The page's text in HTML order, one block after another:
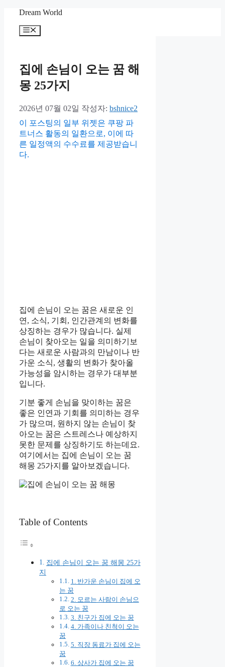
Dream World
메
집에 손님이 오는 꿈 해
몽 25가지
2026년 07월 02일 작성자: bshnice2
이 포스팅의 일부 위젯은 쿠팡 파
트너스 활동의 일환으로, 이에 따
른 일정액의 수수료를 제공받습니
다.
집에 손님이 오는 꿈은 새로운 인
연, 소식, 기회, 인간관계의 변화를
상징하는 경우가 많습니다. 실제
손님이 찾아오는 일을 의미하기보
다는 새로운 사람과의 만남이나 반
가운 소식, 생활의 변화가 찾아올
가능성을 암시하는 경우가 대부분
입니다.
기분 좋게 손님을 맞이하는 꿈은
좋은 인연과 기회를 의미하는 경우
가 많으며, 원하지 않는 손님이 찾
아오는 꿈은 스트레스나 예상하지
못한 문제를 상징하기도 하는데요.
여기에서는 집에 손님이 오는 꿈
해몽 25가지를 알아보겠습니다.
Table of Contents
집에 손님이 오는 꿈 해몽 25가
지
1. 반가운 손님이 집에 오
는 꿈
2. 모르는 사람이 손님으
로 오는 꿈
3. 친구가 집에 오는 꿈
4. 가족이나 친척이 오는
꿈
5. 직장 동료가 집에 오는
꿈
6. 상사가 집에 오는 꿈